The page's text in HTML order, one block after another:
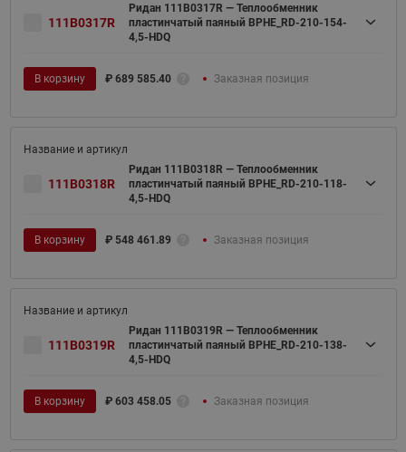
111B0317R
Ридан 111B0317R — Теплообменник
пластинчатый паяный BPHE_RD-210-154-
4,5-HDQ
В корзину ₽ 689 585.40 Заказная позиция
111B0318R
Ридан 111B0318R — Теплообменник
пластинчатый паяный BPHE_RD-210-118-
4,5-HDQ
В корзину ₽ 548 461.89 Заказная позиция
111B0319R
Ридан 111B0319R — Теплообменник
пластинчатый паяный BPHE_RD-210-138-
4,5-HDQ
В корзину ₽ 603 458.05 Заказная позиция